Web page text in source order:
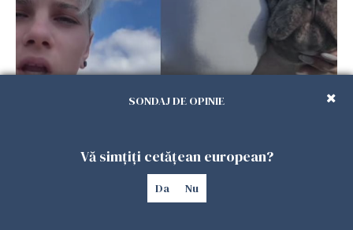
Ce a pățit o româncă în timp ce își plimba
câinele în Germania. Mesajul ei a stârnit
SONDAJ DE OPINIE
Vă simțiți cetățean european?
Da Nu